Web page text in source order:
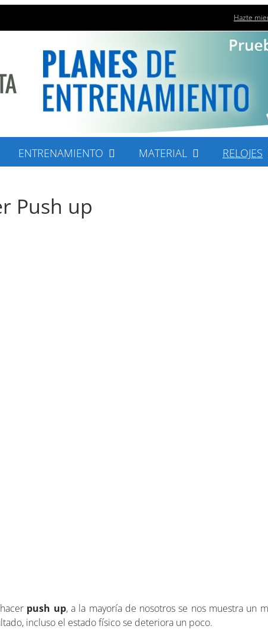
Hazte
ENTRENAMIENTO MATERIAL RELOJES
Push up
push up, a la mayoría de nosotros se nos muestra un
incluso el estado físico se deteriora un poco.